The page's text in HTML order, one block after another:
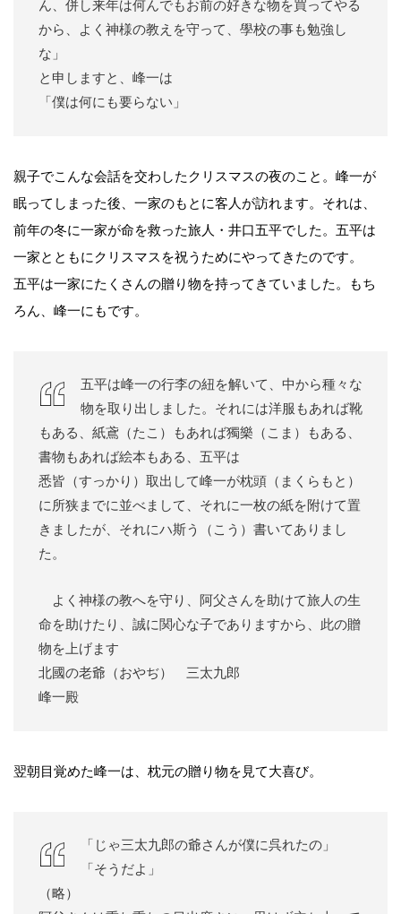
ん、併し来年は何んでもお前の好きな物を買ってやる
から、よく神様の教えを守って、學校の事も勉強し
な」
と申しますと、峰一は
「僕は何にも要らない」
親子でこんな会話を交わしたクリスマスの夜のこと。峰一が
眠ってしまった後、一家のもとに客人が訪れます。それは、
前年の冬に一家が命を救った旅人・井口五平でした。五平は
一家とともにクリスマスを祝うためにやってきたのです。
五平は一家にたくさんの贈り物を持ってきていました。もち
ろん、峰一にもです。
五平は峰一の行李の紐を解いて、中から種々な
物を取り出しました。それには洋服もあれば靴
もある、紙鳶（たこ）もあれば獨樂（こま）もある、
書物もあれば絵本もある、五平は
悉皆（すっかり）取出して峰一が枕頭（まくらもと）
に所狭までに並べまして、それに一枚の紙を附けて置
きましたが、それにハ斯う（こう）書いてありまし
た。
よく神様の教へを守り、阿父さんを助けて旅人の生
命を助けたり、誠に関心な子でありますから、此の贈
物を上げます
北國の老爺（おやぢ） 三太九郎
峰一殿
翌朝目覚めた峰一は、枕元の贈り物を見て大喜び。
「じゃ三太九郎の爺さんが僕に呉れたの」
「そうだよ」
（略）